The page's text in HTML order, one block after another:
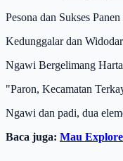
Pesona dan Sukses
Kedunggalar dan
Ngawi Bergelimang
"Paron, Kecamatan
Ngawi dan padi, dua
Baca juga: Mau